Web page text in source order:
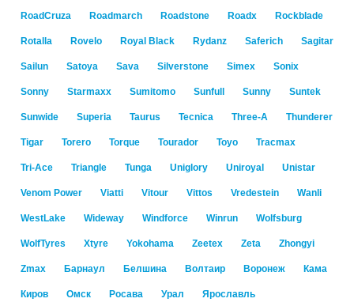
RoadCruza Roadmarch Roadstone Roadx Rockblade
Rotalla Rovelo Royal Black Rydanz Saferich Sagitar
Sailun Satoya Sava Silverstone Simex Sonix
Sonny Starmaxx Sumitomo Sunfull Sunny Suntek
Sunwide Superia Taurus Tecnica Three-A Thunderer
Tigar Torero Torque Tourador Toyo Tracmax
Tri-Ace Triangle Tunga Uniglory Uniroyal Unistar
Venom Power Viatti Vitour Vittos Vredestein Wanli
WestLake Wideway Windforce Winrun Wolfsburg
WolfTyres Xtyre Yokohama Zeetex Zeta Zhongyi
Zmax Барнаул Белшина Волтаир Воронеж Кама
Киров Омск Росава Урал Ярославль